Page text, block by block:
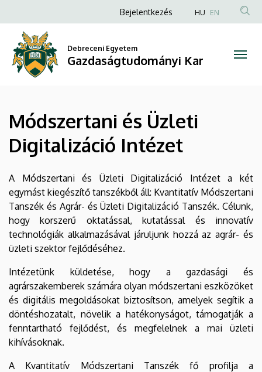
és
Üzleti
Digitalizáció
Intézet
Gazdaságtudományi
Kar
a
tartalomra
Anonim
fiók
menüje
Bejelentkezés HU EN
Debreceni Egyetem
Gazdaságtudományi Kar
Módszertani és Üzleti
Digitalizáció Intézet
A Módszertani és Üzleti Digitalizáció Intézet a két
egymást kiegészítő tanszékből áll: Kvantitatív Módszertani
Tanszék és Agrár- és Üzleti Digitalizáció Tanszék. Célunk,
hogy korszerű oktatással, kutatással és innovatív
technológiák alkalmazásával járuljunk hozzá az agrár- és
üzleti szektor fejlődéséhez.
Intézetünk küldetése, hogy a gazdasági és
agrárszakemberek számára olyan módszertani eszközöket
és digitális megoldásokat biztosítson, amelyek segítik a
döntéshozatalt, növelik a hatékonyságot, támogatják a
fenntartható fejlődést, és megfelelnek a mai üzleti
kihívásoknak.
A Kvantitatív Módszertani Tanszék fő profilja a